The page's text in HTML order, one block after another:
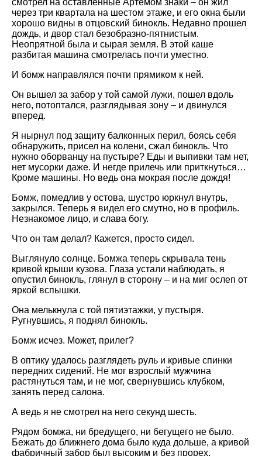
смотрел на оставленные Артемом знаки – он жил
через три квартала на шестом этаже, и его окна были
хорошо видны в отцовский бинокль. Недавно прошел
дождь, и двор стал безобразно-пятнистым.
Неопрятной была и сырая земля. В этой каше
разбитая машина смотрелась почти уместно.
И бомж направлялся почти прямиком к ней.
Он вышел за забор у той самой лужи, пошел вдоль
него, потоптался, разглядывая зону – и двинулся
вперед.
Я нырнул под защиту балконных перил, боясь себя
обнаружить, присел на колени, сжал бинокль. Что
нужно оборванцу на пустыре? Еды и выпивки там нет,
нет мусорки даже. И негде прилечь или приткнуться…
Кроме машины. Но ведь она мокрая после дождя!
Бомж, помедлив у остова, шустро юркнул внутрь,
закрылся. Теперь я видел его смутно, но в профиль.
Незнакомое лицо, и слава богу.
Что он там делал? Кажется, просто сидел.
Выглянуло солнце. Бомжа теперь скрывала тень
кривой крыши кузова. Глаза устали наблюдать, я
опустил бинокль, глянул в сторону – и на миг ослеп от
яркой вспышки.
Она мелькнула с той пятиэтажки, у пустыря.
Ругнувшись, я поднял бинокль.
Бомж исчез. Может, прилег?
В оптику удалось разглядеть руль и кривые спинки
передних сидений. Не мог взрослый мужчина
растянуться там, и не мог, свернувшись клубком,
занять перед салона.
А ведь я не смотрел на него секунд шесть.
Рядом бомжа, ни бредущего, ни бегущего не было.
Бежать до ближнего дома было куда дольше, а кривой
фабричный забор был высоким и без прорех.